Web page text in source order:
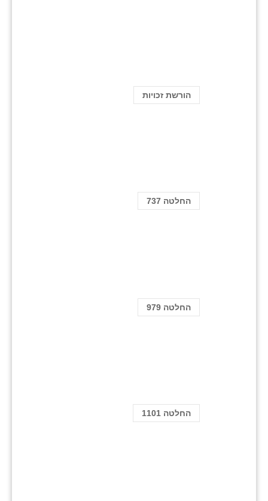
הורשת זכויות
החלטה 737
החלטה 979
החלטה 1101